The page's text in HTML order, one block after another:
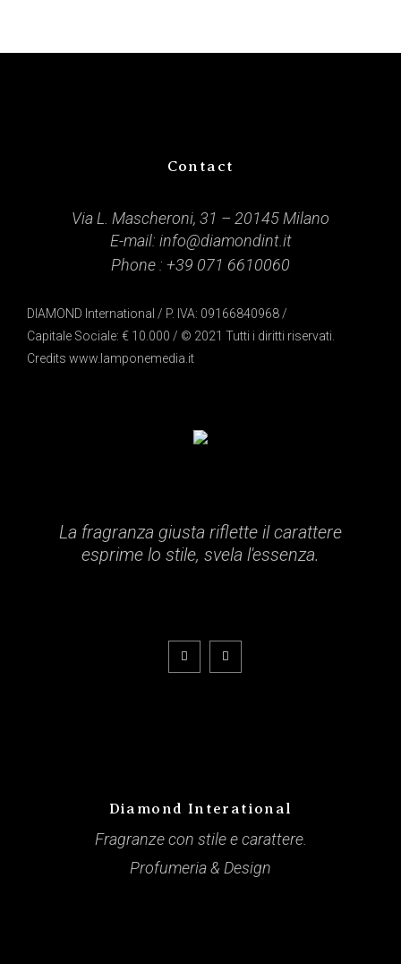
Contact
Via L. Mascheroni, 31 – 20145 Milano
E-mail: info@diamondint.it
Phone : +39 071 6610060
DIAMOND International / P. IVA: 09166840968 /
Capitale Sociale: € 10.000 / © 2021 Tutti i diritti riservati.
Credits www.lamponemedia.it
La fragranza giusta riflette il carattere
esprime lo stile, svela l'essenza.
Diamond Interational
Fragranze con stile e carattere.
Profumeria & Design